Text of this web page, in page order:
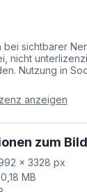
bei sichtbarer
nicht
Nutzung in
anzeigen
zum Bild
× 3328 px
MB